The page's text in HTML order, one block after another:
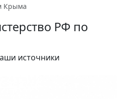
Крыма
РФ по
источники